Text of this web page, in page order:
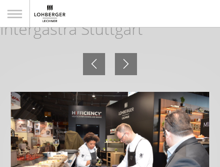
Impressionen von der
Intergastra Stuttgart